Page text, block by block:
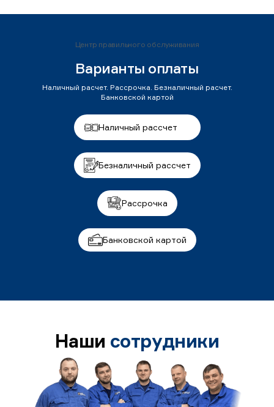
Центр правильного обслуживания
Варианты оплаты
Наличный расчет. Рассрочка. Безналичный расчет.
Банковской картой
Наличный рассчет
Безналичный рассчет
Рассрочка
Банковской картой
Наши сотрудники